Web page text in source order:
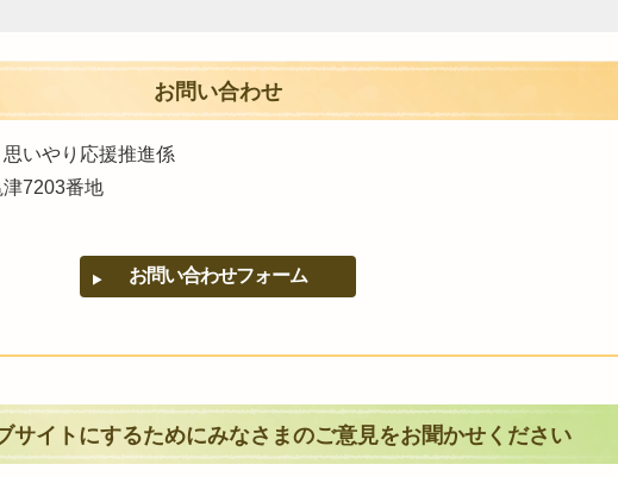
お問い合わせ
いやり応援推進係
7203番地
サイトにするためにみなさまのご意見をお聞かせください